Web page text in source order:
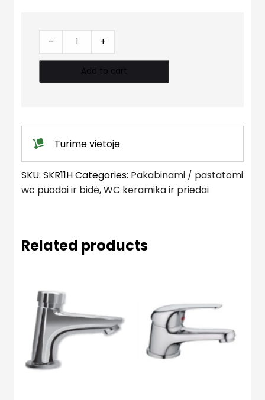
Klozetas-
kompaktas
horizontalus
quantity
- +
Add to cart
Turime vietoje
SKU: SKR11HCategories: Pakabinami / pastatomi
wc puodai ir bidė,WC keramika ir priedai
Related products